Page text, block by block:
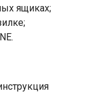
ящиках;